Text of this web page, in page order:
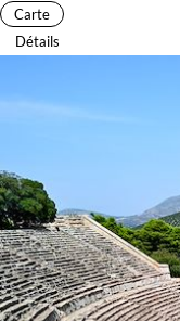
Carte
Détails